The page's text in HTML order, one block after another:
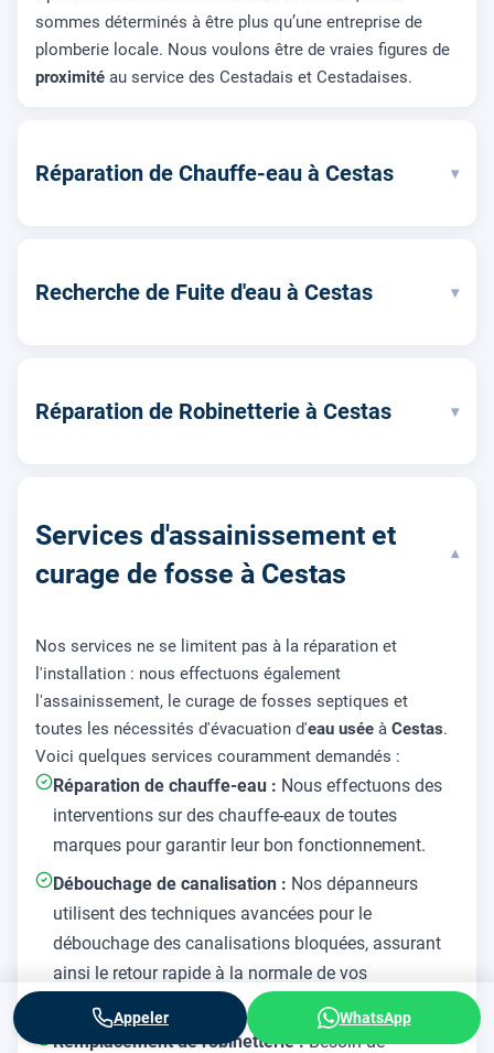
sommes déterminés à être plus qu’une entreprise de
plomberie locale. Nous voulons être de vraies figures de
proximité au service des Cestadais et Cestadaises.
Réparation de Chauffe-eau à Cestas ▾
Recherche de Fuite d'eau à Cestas ▾
Réparation de Robinetterie à Cestas ▾
Services d'assainissement et
curage de fosse à Cestas
▾
Nos services ne se limitent pas à la réparation et
l'installation : nous effectuons également
l'assainissement, le curage de fosses septiques et
toutes les nécessités d'évacuation d'eau usée à Cestas.
Voici quelques services couramment demandés :
Réparation de chauffe-eau : Nous effectuons des
interventions sur des chauffe-eaux de toutes
marques pour garantir leur bon fonctionnement.
Débouchage de canalisation : Nos dépanneurs
utilisent des techniques avancées pour le
débouchage des canalisations bloquées, assurant
ainsi le retour rapide à la normale de vos
installations.
Remplacement de robinetterie :Besoin de
Appeler WhatsApp